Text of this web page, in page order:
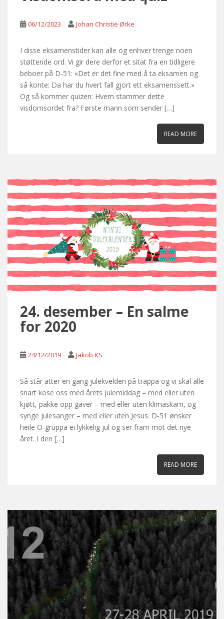
06/12/2023 Johan Christie Ørke
I disse eksamenstider kan alle og enhver trenge noen
støttende ord. Vi gir dere derfor et sitat fra en tidligere
beboer på D-51: «Det er det fine med å ta eksamen og
så konte: Da har du hvert fall gjort ett eksamenssett.»
Og så kommer quizen: Hvem stammer dette
visdomsordet fra? Første mann som sender […]
READ MORE
24. desember – En salme
for 2020
24/12/2019 Jakob KS
Så står atter en gang julekvelden på trappa og vi skal alle
snart kose oss med årets julemiddag – med eller uten
kjøtt, pakke opp gaver – med eller uten klimaskam, og
synge julesanger – med eller uten Jesus. D-51 ønsker
heile O-gruppa ei lykkelig jul og ser fram mot det nye
året. I den […]
READ MORE